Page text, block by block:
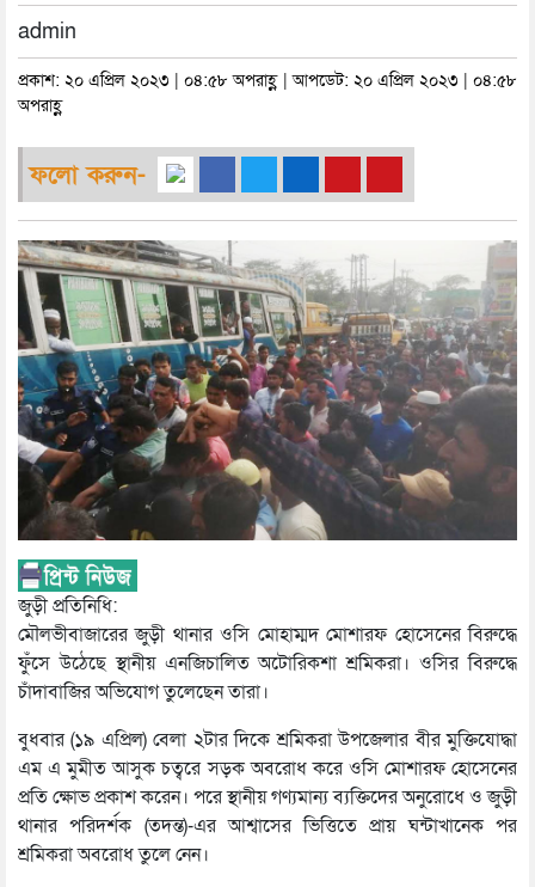
admin
প্রকাশ: ২০ এপ্রিল ২০২৩ | ০৪:৫৮ অপরাহ্ণ | আপডেট: ২০ এপ্রিল ২০২৩ | ০৪:৫৮
অপরাহ্ণ
ফলো করুন-
জুড়ী প্রতিনিধি:
মৌলভীবাজারের জুড়ী থানার ওসি মোহাম্মদ মোশারফ হোসেনের বিরুদ্ধে
ফুঁসে উঠেছে স্থানীয় এনজিচালিত অটোরিকশা শ্রমিকরা। ওসির বিরুদ্ধে
চাঁদাবাজির অভিযোগ তুলেছেন তারা।
বুধবার (১৯ এপ্রিল) বেলা ২টার দিকে শ্রমিকরা উপজেলার বীর মুক্তিযোদ্ধা
এম এ মুমীত আসুক চত্বরে সড়ক অবরোধ করে ওসি মোশারফ হোসেনের
প্রতি ক্ষোভ প্রকাশ করেন। পরে স্থানীয় গণ্যমান্য ব্যক্তিদের অনুরোধে ও জুড়ী
থানার পরিদর্শক (তদন্ত)-এর আশ্বাসের ভিত্তিতে প্রায় ঘন্টাখানেক পর
শ্রমিকরা অবরোধ তুলে নেন।